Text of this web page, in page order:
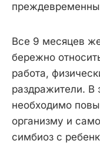
Все 9 месяцев
бережно
работа,
раздражители. В
необходимо
организму и
симбиоз с